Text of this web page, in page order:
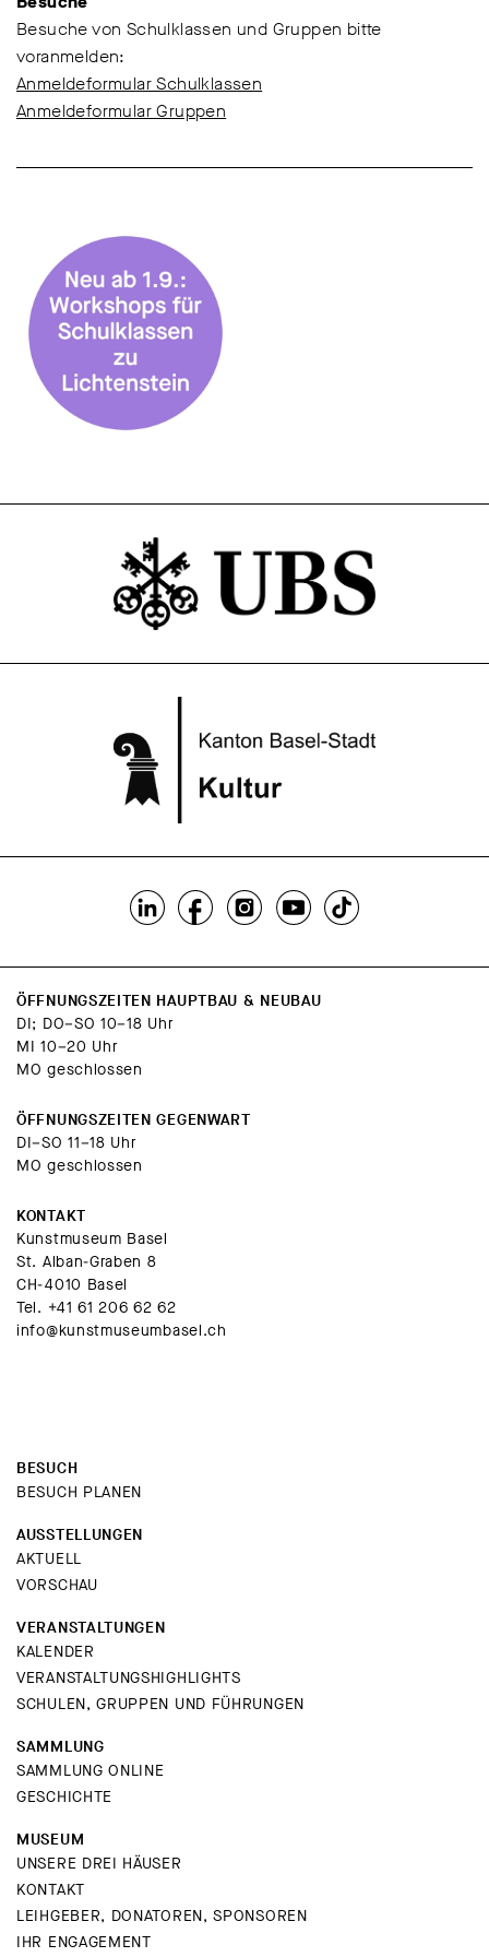
Besuche von Schulklassen und Gruppen bitte
voranmelden:
Anmeldeformular Schulklassen
Anmeldeformular Gruppen
ÖFFNUNGSZEITEN HAUPTBAU & NEUBAU
DI; DO–SO 10–18 Uhr
MI 10–20 Uhr
MO geschlossen
ÖFFNUNGSZEITEN GEGENWART
DI–SO 11–18 Uhr
MO geschlossen
KONTAKT
Kunstmuseum Basel
St. Alban-Graben 8
CH-4010 Basel
Tel. +41 61 206 62 62
info@kunstmuseumbasel.ch
BESUCH
BESUCH PLANEN
AUSSTELLUNGEN
AKTUELL
VORSCHAU
VERANSTALTUNGEN
KALENDER
VERANSTALTUNGSHIGHLIGHTS
SCHULEN, GRUPPEN UND FÜHRUNGEN
SAMMLUNG
SAMMLUNG ONLINE
GESCHICHTE
MUSEUM
UNSERE DREI HÄUSER
KONTAKT
LEIHGEBER, DONATOREN, SPONSOREN
IHR ENGAGEMENT